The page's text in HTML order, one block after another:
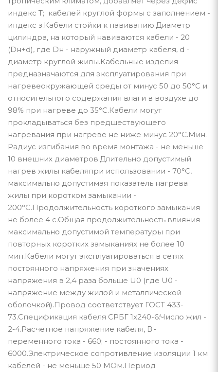
индекс Т; кабелей круглой формы с заполнением -
индекс з.Кабели стойки к навиванию.Диаметр
цилиндра, на который навиваются кабели - 20
(Dн+d), где Dн - наружный диаметр кабеля, d -
диаметр круглой жилы.Кабельные изделия
предназначаются для эксплуатирования при
нагревеокружающей среды от минус 50 до 50°С и
относительного содержания влаги в воздухе до
98% при нагреве до 35°С.Кабели могут
прокладываться без предшествующего
нагревания при нагреве не ниже минус 20°С.Мин.
Радиус изгибания во время монтажа - не меньше
10 внешних диаметров.Длительно допустимый
нагрев жилы кабеляпри использовании - 70°С,
максимально допустимая показатель нагрева
жилы при коротком замыкании -
200°С.Продолжительность короткого замыкания
не более 4 с.Общая продолжительность влияния
максимально допустимой температуры при
повторных коротких замыканиях не более 10
мин.Кабели могут эксплуатироваться в сетях
постоянного напряжения при значениях
напряжения в 2,4 раза больше U0 (где U0 -
напряжение между жилой и металлической
оболочкой).Провод соответствует ГОСТ 433-
73.Спецификация кабеля СРБГ 1х240-6:Число жил -
2-4.Расчетное напряжение кабеля, В:-
переменного тока - 660; - постоянного тока -
6000.Электрическое сопротивление изоляции 1 км
кабелей - не меньше 50 МОм.Период